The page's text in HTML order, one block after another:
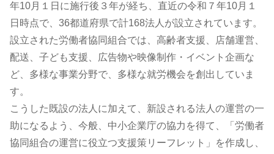
年10月１日に施行後３年が経ち、直近の令和７年10月１
日時点で、36都道府県で計168法人が設立されています。
設立された労働者協同組合では、高齢者支援、店舗運営、
配送、子ども支援、広告物や映像制作・イベント企画な
ど、多様な事業分野で、多様な就労機会を創出していま
す。
こうした既設の法人に加えて、新設される法人の運営の一
助になるよう、今般、中小企業庁の協力を得て、「労働者
協同組合の運営に役立つ支援策リーフレット」を作成し、